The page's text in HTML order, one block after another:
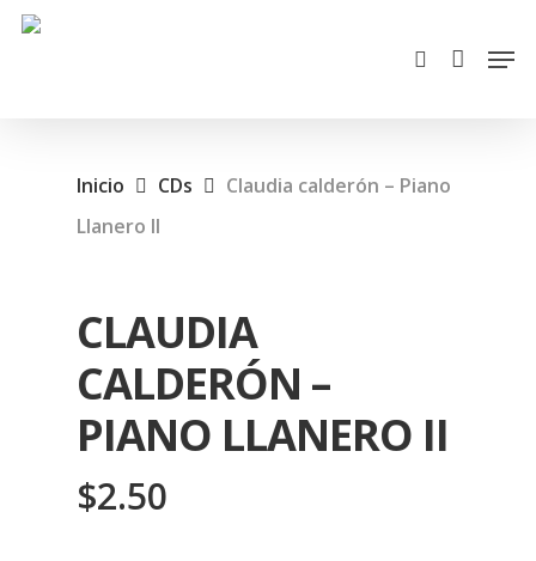
Skip
search
Inicio CDs
Claudia calderón – Piano
Llanero II
CLAUDIA
CALDERÓN –
PIANO LLANERO II
$2.50